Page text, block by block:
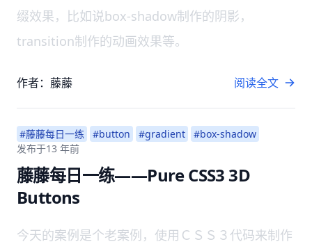
缀效果，比如说box-shadow制作的阴影，
transition制作的动画效果等。
作者：藤藤 阅读全文
#藤藤每日一练 #button #gradient
#box-shadow
发布于13 年前
藤藤每日一练——Pure CSS3 3D
Buttons
今天的案例是个老案例，使用ＣＳＳ３代码来制作